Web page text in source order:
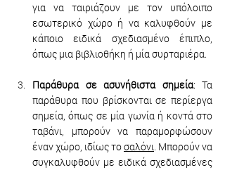
για να ταιριάζουν με τον υπόλοιπο
εσωτερικό χώρο ή να καλυφθούν με
κάποιο ειδικά σχεδιασμένο έπιπλο,
όπως μια βιβλιοθήκη ή μία συρταριέρα.
Παράθυρα σε ασυνήθιστα σημεία: Τα
παράθυρα που βρίσκονται σε περίεργα
σημεία, όπως σε μία γωνία ή κοντά στο
ταβάνι, μπορούν να παραμορφώσουν
έναν χώρο, ιδίως το σαλόνι. Μπορούν να
συγκαλυφθούν με ειδικά σχεδιασμένες